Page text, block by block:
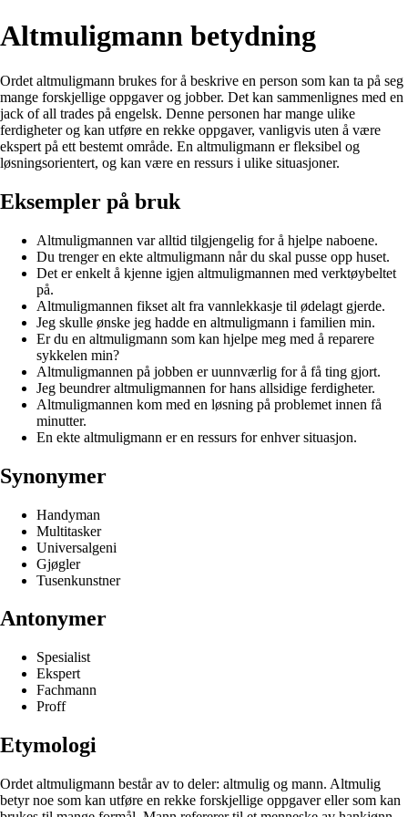
Altmuligmann betydning
Ordet altmuligmann brukes for å beskrive en person som kan ta på seg
mange forskjellige oppgaver og jobber. Det kan sammenlignes med en
jack of all trades på engelsk. Denne personen har mange ulike
ferdigheter og kan utføre en rekke oppgaver, vanligvis uten å være
ekspert på ett bestemt område. En altmuligmann er fleksibel og
løsningsorientert, og kan være en ressurs i ulike situasjoner.
Eksempler på bruk
Altmuligmannen var alltid tilgjengelig for å hjelpe naboene.
Du trenger en ekte altmuligmann når du skal pusse opp huset.
Det er enkelt å kjenne igjen altmuligmannen med verktøybeltet
på.
Altmuligmannen fikset alt fra vannlekkasje til ødelagt gjerde.
Jeg skulle ønske jeg hadde en altmuligmann i familien min.
Er du en altmuligmann som kan hjelpe meg med å reparere
sykkelen min?
Altmuligmannen på jobben er uunnværlig for å få ting gjort.
Jeg beundrer altmuligmannen for hans allsidige ferdigheter.
Altmuligmannen kom med en løsning på problemet innen få
minutter.
En ekte altmuligmann er en ressurs for enhver situasjon.
Synonymer
Handyman
Multitasker
Universalgeni
Gjøgler
Tusenkunstner
Antonymer
Spesialist
Ekspert
Fachmann
Proff
Etymologi
Ordet altmuligmann består av to deler: altmulig og mann. Altmulig
betyr noe som kan utføre en rekke forskjellige oppgaver eller som kan